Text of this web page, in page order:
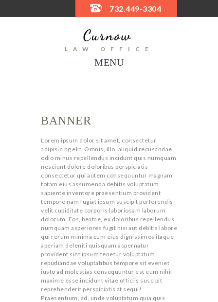
732.449-3304
LAW OFFICE
MENU
a
n
n
e
a
m
p
l
e
b
a
n
n
e
r
c
o
n
t
e
n
t
G
E
T
S
BANNER
Lorem ipsum dolor sit amet, consectetur
adipisicing elit. Omnis, illo, aliquid recusandae
odio minus repellendus incidunt quis numquam
nesciunt dolore doloribus perspiciatis
consectetur qui autem consequuntur magnam
totam eius assumenda debitis voluptatum
sapiente inventore praesentium provident
tempore nam fugiat ipsum suscipit perferendis
velit cupiditate corporis laboriosam laborum
dolorum. Eos, beatae, ex doloribus repellendus
numquam asperiores fugit nisi aut debitis labore
qui rerum minima cum eius dignissimos itaque
aperiam deleniti quisquam aspernatur
provident sint ipsum tenetur voluptatum
repudiandae voluptatibus tempore sit eveniet
iusto ad molestias consequuntur est eum nihil
maxime esse incidunt vitae officiis suscipit
reprehenderit perspiciatis at sequi!
Praesentium, ad, unde voluptatum quia quis